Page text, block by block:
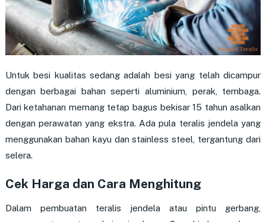
Untuk besi kualitas sedang adalah besi yang telah dicampur
dengan berbagai bahan seperti aluminium, perak, tembaga.
Dari ketahanan memang tetap bagus bekisar 15 tahun asalkan
dengan perawatan yang ekstra. Ada pula teralis jendela yang
menggunakan bahan kayu dan stainless steel, tergantung dari
selera.
Cek Harga dan Cara Menghitung
Dalam pembuatan teralis jendela atau pintu gerbang,